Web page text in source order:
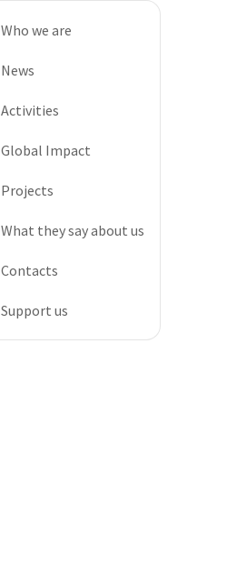
Who we are
News
Activities
Global Impact
Projects
What they say about us
Contacts
Support us